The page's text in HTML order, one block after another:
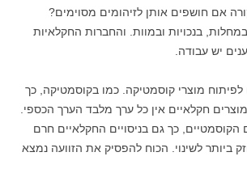
אם חושפים אותן לזיהומים מסוימים?
בנכויות ובמוות. והחברות החקלאיות
יש עבודה.
לפיתוח מוצרי קוסמטיקה. כמו בקוסמטיקה, כך
מוצרים חקלאיים אין כל ערך מלבד הערך הכספי.
הקוסמטיים, כך גם בניסויים החקלאיים חרם
ביותר לשינוי. הכוח להפסיק את הזוועה נמצא